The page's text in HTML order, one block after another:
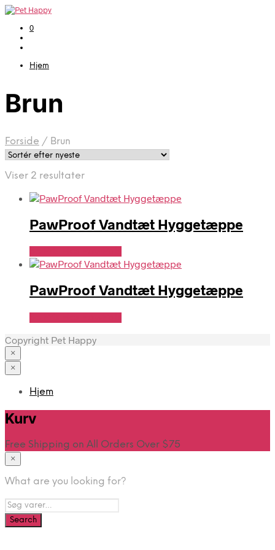
0
Hjem
Brun
Forside / Brun
Viser 2 resultaterSorteret
seneste
PawProof Vandtæt Hyggetæppe
PawProof Vandtæt Hyggetæppe
Copyright Pet Happy
×
×
Hjem
Kurv
Free Shipping on All Orders Over $75
×
What are you looking for?